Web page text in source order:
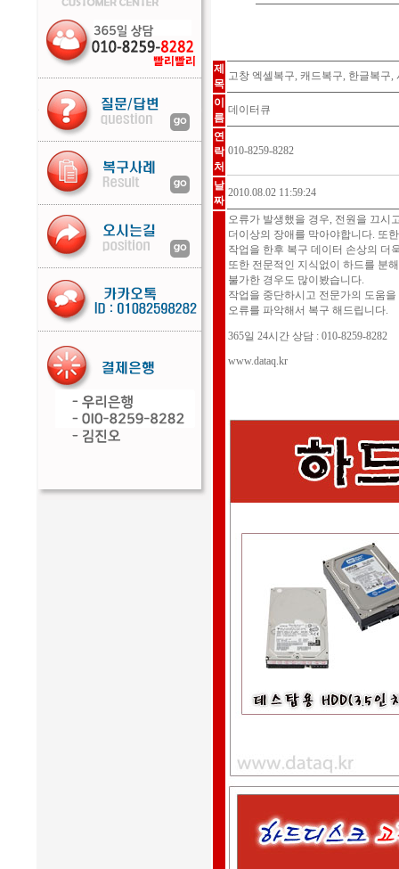
제
목
고창 엑셀복구, 캐드복구, 한글복구,
이
름
데이터큐
연
락
처
010-8259-8282
날
짜
2010.08.02 11:59:24
오류가 발생했을 경우, 전원을 끄시
더이상의 장애를 막아야합니다. 또
작업을 한후 복구 데이터 손상의 더
또한 전문적인 지식없이 하드를 분
불가한 경우도 많이봤습니다.
작업을 중단하시고 전문가의 도움
오류를 파악해서 복구 해드립니다.
365일 24시간 상담 : 010-8259-8282
www.dataq.kr